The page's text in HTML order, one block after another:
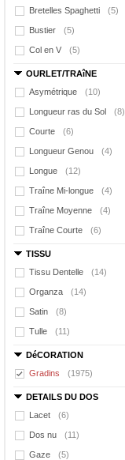
Bretelles Spaghetti (5)
Bustier (5)
Col en V (5)
OURLET/TRAîNE
Asymétrique
(10)
Longueur ras du Sol (8)
Courte (6)
Longueur Genou (4)
Longue (12)
Traîne Mi-longue (4)
Traîne Moyenne (4)
Traîne Courte (6)
TISSU
Tissu Dentelle
(14)
Organza (14)
Satin (8)
Tulle (11)
DéCORATION
Gradins
(1975)
DETAILS DU DOS
Lacet
(6)
Dos nu (11)
Gaze (5)